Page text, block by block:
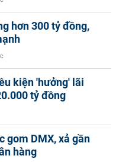
hơn 300 tỷ đồng,
kiện 'hưởng' lãi
tỷ đồng
gom DMX, xả gần
hàng